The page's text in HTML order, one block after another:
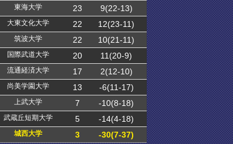
東海大学 23 9(22-13)
大東文化大学 22 12(23-11)
筑波大学 22 10(21-11)
国際武道大学 20 11(20-9)
流通経済大学 17 2(12-10)
尚美学園大学 13 -6(11-17)
上武大学 7 -10(8-18)
武蔵丘短期大学 5 -14(4-18)
城西大学 3 -30(7-37)